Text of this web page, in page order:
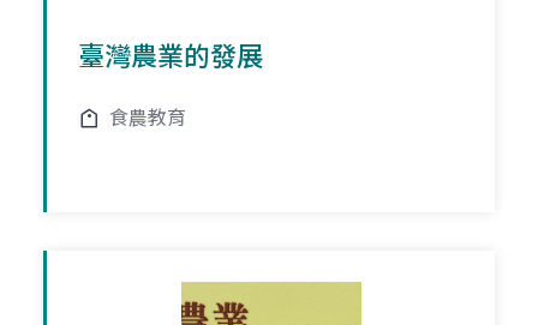
臺灣農業的發展
食農教育